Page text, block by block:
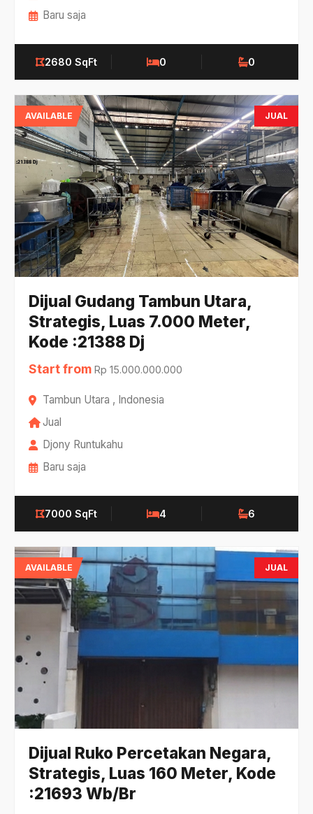
Baru saja
2680 SqFt 0 0
AVAILABLE JUAL
Dijual Gudang Tambun Utara,
Strategis, Luas 7.000 Meter,
Kode :21388 Dj
Start from Rp 15.000.000.000
Tambun Utara , Indonesia
Jual
Djony Runtukahu
Baru saja
7000 SqFt 4 6
AVAILABLE JUAL
Dijual Ruko Percetakan Negara,
Strategis, Luas 160 Meter, Kode
:21693 Wb/Br